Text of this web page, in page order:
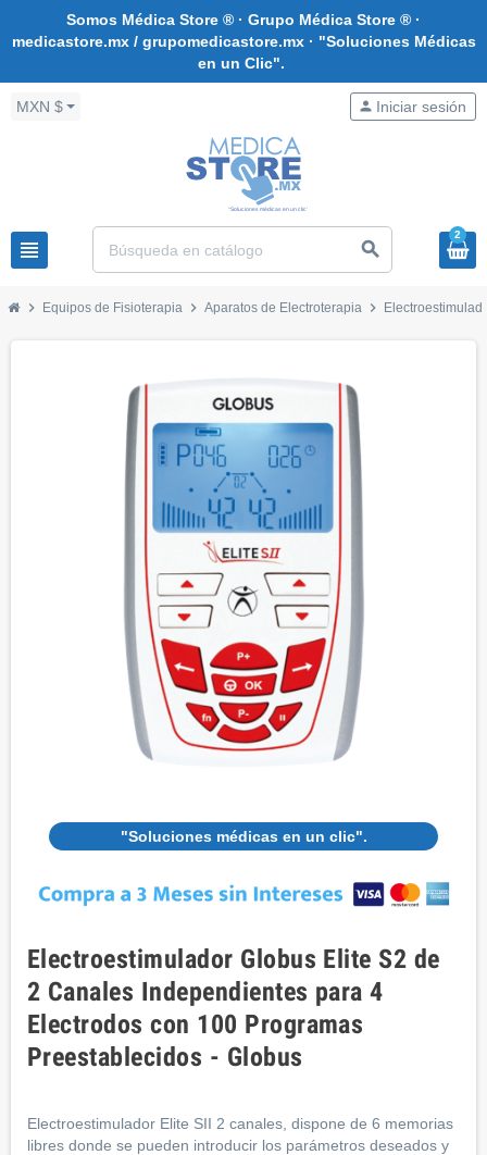
Somos Médica Store ® · Grupo Médica Store ® ·
medicastore.mx / grupomedicastore.mx · "Soluciones Médicas
en un Clic".
MXN $
view_headline search
person Iniciar sesión
2
chevron_right Equipos de Fisioterapia chevron_right Aparatos de Electroterapia chevron_right
"Soluciones médicas en un clic".
Electroestimulador Globus Elite S2 de
2 Canales Independientes para 4
Electrodos con 100 Programas
Preestablecidos - Globus
Electroestimulador Elite SII 2 canales, dispone de 6 memorias
libres donde se pueden introducir los parámetros deseados y